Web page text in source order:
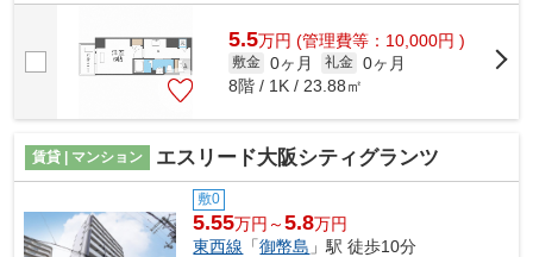
5.5万円 (管理費等：10,000円 )
敷金 0ヶ月 礼金 0ヶ月
8階 / 1K / 23.88㎡
賃貸 | マンション エスリード大阪シティグランツ
敷0
5.55万円～5.8万円
東西線 「御幣島 」駅 徒歩10分